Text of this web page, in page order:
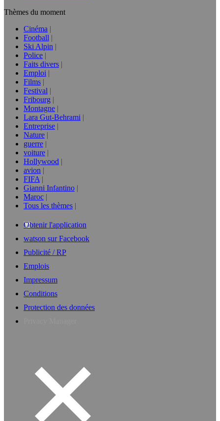
Thèmes du moment
Cinéma
Football
Ski Alpin
Police
Faits divers
Emploi
Films
Festival
Fribourg
Montagne
Lara Gut-Behrami
Entreprise
Nature
guerre
voiture
Hollywood
avion
FIFA
Gianni Infantino
Maroc
Tous les thèmes
Obtenir l'application
watson sur Facebook
Publicité / RP
Emplois
Impressum
Conditions
Protection des données